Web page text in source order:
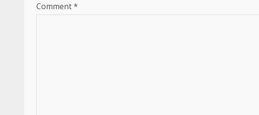
Comment*